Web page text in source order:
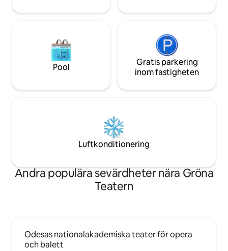
Pool
Gratis parkering
inom fastigheten
Luftkonditionering
Andra populära sevärdheter nära Gröna
Teatern
Odesas nationalakademiska teater för opera
och balett